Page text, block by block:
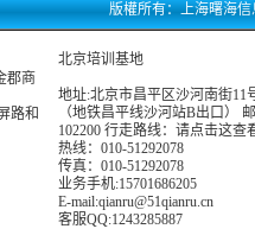
版權所有：上海曙海信
郡商
路和
北京培训基地
地址:北京市昌平区沙河南街11
（地铁昌平线沙河站B出口）
102200 行走路线： 请点击这查
热线：010-51292078
传真：010-51292078
业务手机:15701686205
E-mail:qianru@51qianru.cn
客服QQ:1243285887